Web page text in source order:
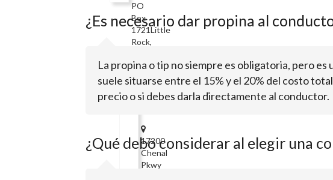
PO
Box
1721Little
Rock,
72203
Rock
Limos
17200
Chenal
Pkwy
¿Es necesario dar propina al
La propina o tip no siempre es obligatoria, pero
suele situarse entre el 15% y el 20% del costo
precio o si debes darla directamente al conductor.
¿Qué debo considerar al elegir una